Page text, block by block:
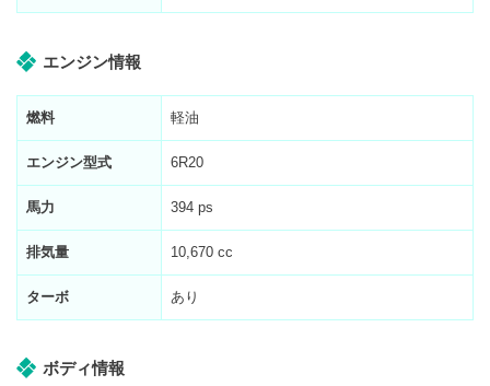
エンジン情報
燃料 軽油
エンジン型式 6R20
馬力 394 ps
排気量 10,670 cc
ターボ あり
ボディ情報